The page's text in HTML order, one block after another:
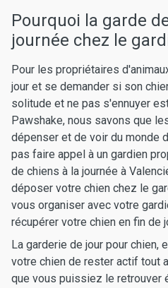
Pourquoi la garde
journée chez le
Pour les propriétaires
jour et se demander si son
solitude et ne pas s'ennuyer
Pawshake, nous savons que
dépenser et de voir du monde
pas faire appel à un gardien
de chiens à la journée à
déposer votre chien chez le
vous organiser avec votre
récupérer votre chien en fin de
La garderie de jour pour chien,
votre chien de rester actif tout
que vous puissiez le retrouver